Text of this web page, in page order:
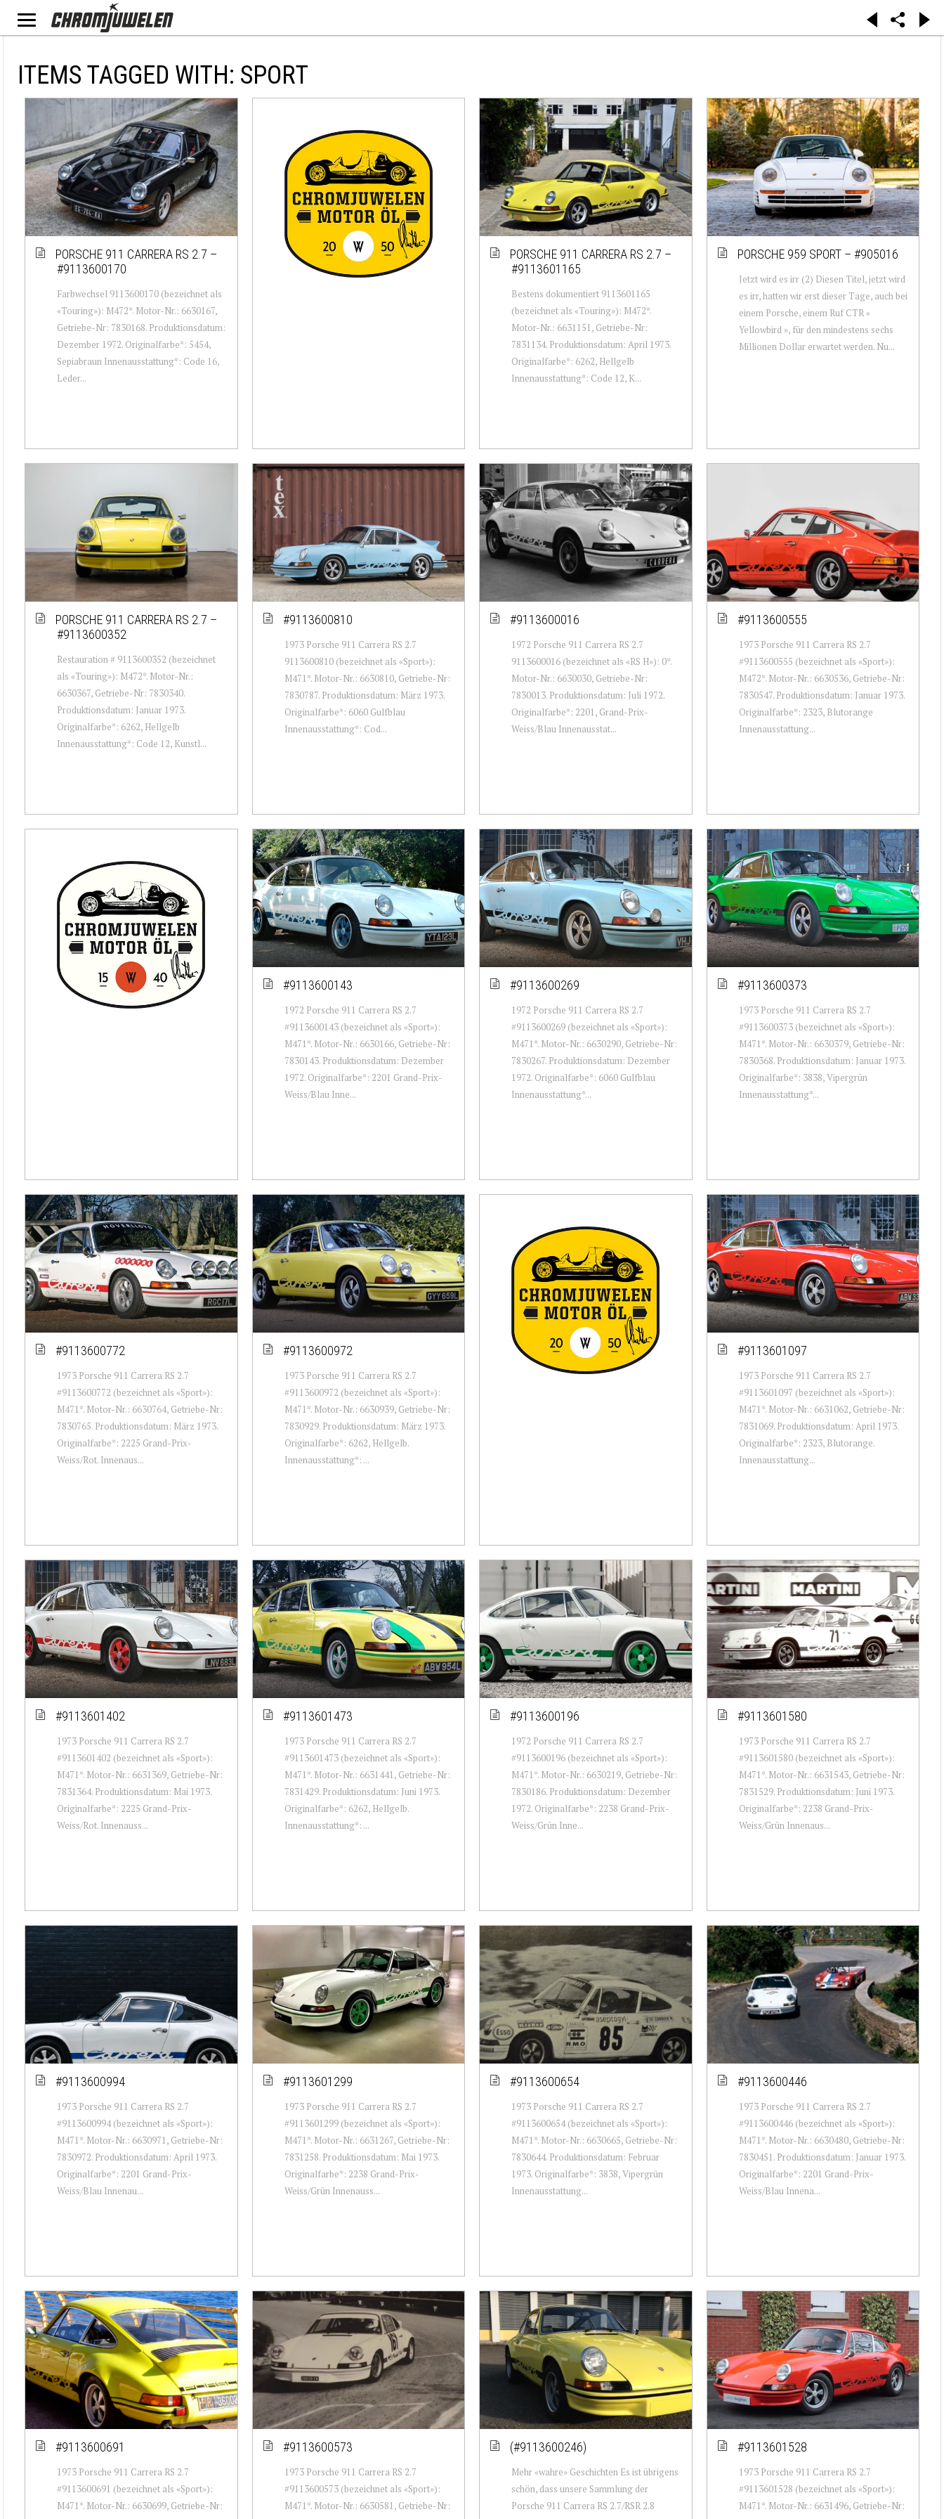
ITEMS TAGGED WITH: SPORT
PORSCHE 911 CARRERA RS 2.7 –
#9113600170
Farbwechsel 9113600170 (bezeichnet als
«Touring»): M472*. Motor-Nr.: 6630167,
Getriebe-Nr: 7830168. Produktionsdatum:
Dezember 1972. Originalfarbe*: 5454,
Sepiabraun Innenausstattung*: Code 16,
Leder...
PORSCHE 911 CARRERA RS 2.7 –
#9113601165
Bestens dokumentiert 9113601165
(bezeichnet als «Touring»): M472*.
Motor-Nr.: 6631151, Getriebe-Nr:
7831134. Produktionsdatum: April 1973.
Originalfarbe*: 6262, Hellgelb
Innenausstattung*: Code 12, K...
PORSCHE 959 SPORT – #905016
Jetzt wird es irr (2) Diesen Titel, jetzt wird
es irr, hatten wir erst dieser Tage, auch bei
einem Porsche, einem Ruf CTR «
Yellowbird », für den mindestens sechs
Millionen Dollar erwartet werden. Nu...
PORSCHE 911 CARRERA RS 2.7 –
#9113600352
Restauration # 9113600352 (bezeichnet
als «Touring»): M472*. Motor-Nr.:
6630367, Getriebe-Nr: 7830340.
Produktionsdatum: Januar 1973.
Originalfarbe*: 6262, Hellgelb
Innenausstattung*: Code 12, Kunstl...
#9113600810
1973 Porsche 911 Carrera RS 2.7
9113600810 (bezeichnet als «Sport»):
M471*. Motor-Nr.: 6630810, Getriebe-Nr:
7830787. Produktionsdatum: März 1973.
Originalfarbe*: 6060 Gulfblau
Innenausstattung*: Cod...
#9113600016
1972 Porsche 911 Carrera RS 2.7
9113600016 (bezeichnet als «RS H»): 0*.
Motor-Nr.: 6630030, Getriebe-Nr:
7830013. Produktionsdatum: Juli 1972.
Originalfarbe*: 2201, Grand-Prix-
Weiss/Blau Innenausstat...
#9113600555
1973 Porsche 911 Carrera RS 2.7
#9113600555 (bezeichnet als «Sport»):
M472*. Motor-Nr.: 6630536, Getriebe-Nr:
7830547. Produktionsdatum: Januar 1973.
Originalfarbe*: 2323, Blutorange
Innenausstattung...
#9113600143
1972 Porsche 911 Carrera RS 2.7
#9113600143 (bezeichnet als «Sport»):
M471*. Motor-Nr.: 6630166, Getriebe-Nr:
7830143. Produktionsdatum: Dezember
1972. Originalfarbe*: 2201 Grand-Prix-
Weiss/Blau Inne...
#9113600269
1972 Porsche 911 Carrera RS 2.7
#9113600269 (bezeichnet als «Sport»):
M471*. Motor-Nr.: 6630290, Getriebe-Nr:
7830267. Produktionsdatum: Dezember
1972. Originalfarbe*: 6060 Gulfblau
Innenausstattung*...
#9113600373
1973 Porsche 911 Carrera RS 2.7
#9113600373 (bezeichnet als «Sport»):
M471*. Motor-Nr.: 6630379, Getriebe-Nr:
7830368. Produktionsdatum: Januar 1973.
Originalfarbe*: 3838, Vipergrün
Innenausstattung*...
#9113600772
1973 Porsche 911 Carrera RS 2.7
#9113600772 (bezeichnet als «Sport»):
M471*. Motor-Nr.: 6630764, Getriebe-Nr:
7830765. Produktionsdatum: März 1973.
Originalfarbe*: 2225 Grand-Prix-
Weiss/Rot. Innenaus...
#9113600972
1973 Porsche 911 Carrera RS 2.7
#9113600972 (bezeichnet als «Sport»):
M471*. Motor-Nr.: 6630939, Getriebe-Nr:
7830929. Produktionsdatum: März 1973.
Originalfarbe*: 6262, Hellgelb.
Innenausstattung*: ...
#9113601097
1973 Porsche 911 Carrera RS 2.7
#9113601097 (bezeichnet als «Sport»):
M471*. Motor-Nr.: 6631062, Getriebe-Nr:
7831069. Produktionsdatum: April 1973.
Originalfarbe*: 2323, Blutorange.
Innenausstattung...
#9113601402
1973 Porsche 911 Carrera RS 2.7
#9113601402 (bezeichnet als «Sport»):
M471*. Motor-Nr.: 6631369, Getriebe-Nr:
7831364. Produktionsdatum: Mai 1973.
Originalfarbe*: 2225 Grand-Prix-
Weiss/Rot. Innenauss...
#9113601473
1973 Porsche 911 Carrera RS 2.7
#9113601473 (bezeichnet als «Sport»):
M471*. Motor-Nr.: 6631441, Getriebe-Nr:
7831429. Produktionsdatum: Juni 1973.
Originalfarbe*: 6262, Hellgelb.
Innenausstattung*: ...
#9113600196
1972 Porsche 911 Carrera RS 2.7
#9113600196 (bezeichnet als «Sport»):
M471*. Motor-Nr.: 6630219, Getriebe-Nr:
7830186. Produktionsdatum: Dezember
1972. Originalfarbe*: 2238 Grand-Prix-
Weiss/Grün Inne...
#9113601580
1973 Porsche 911 Carrera RS 2.7
#9113601580 (bezeichnet als «Sport»):
M471*. Motor-Nr.: 6631543, Getriebe-Nr:
7831529. Produktionsdatum: Juni 1973.
Originalfarbe*: 2238 Grand-Prix-
Weiss/Grün Innenaus...
#9113600994
1973 Porsche 911 Carrera RS 2.7
#9113600994 (bezeichnet als «Sport»):
M471*. Motor-Nr.: 6630971, Getriebe-Nr:
7830972. Produktionsdatum: April 1973.
Originalfarbe*: 2201 Grand-Prix-
Weiss/Blau Innenau...
#9113601299
1973 Porsche 911 Carrera RS 2.7
#9113601299 (bezeichnet als «Sport»):
M471*. Motor-Nr.: 6631267, Getriebe-Nr:
7831258. Produktionsdatum: Mai 1973.
Originalfarbe*: 2238 Grand-Prix-
Weiss/Grün Innenauss...
#9113600654
1973 Porsche 911 Carrera RS 2.7
#9113600654 (bezeichnet als «Sport»):
M471*. Motor-Nr.: 6630665, Getriebe-Nr:
7830644. Produktionsdatum: Februar
1973. Originalfarbe*: 3838, Vipergrün
Innenausstattung...
#9113600446
1973 Porsche 911 Carrera RS 2.7
#9113600446 (bezeichnet als «Sport»):
M471*. Motor-Nr.: 6630480, Getriebe-Nr:
7830451. Produktionsdatum: Januar 1973.
Originalfarbe*: 2201 Grand-Prix-
Weiss/Blau Innena...
#9113600691
1973 Porsche 911 Carrera RS 2.7
#9113600691 (bezeichnet als «Sport»):
M471*. Motor-Nr.: 6630699, Getriebe-Nr:
#9113600573
1973 Porsche 911 Carrera RS 2.7
#9113600573 (bezeichnet als «Sport»):
M471*. Motor-Nr.: 6630581, Getriebe-Nr:
(#9113600246)
Mehr «wahre» Geschichten Es ist übrigens
schön, dass unsere Sammlung der
Porsche 911 Carrera RS 2.7/RSR 2.8
#9113601528
1973 Porsche 911 Carrera RS 2.7
#9113601528 (bezeichnet als «Sport»):
M471*. Motor-Nr.: 6631496, Getriebe-Nr: